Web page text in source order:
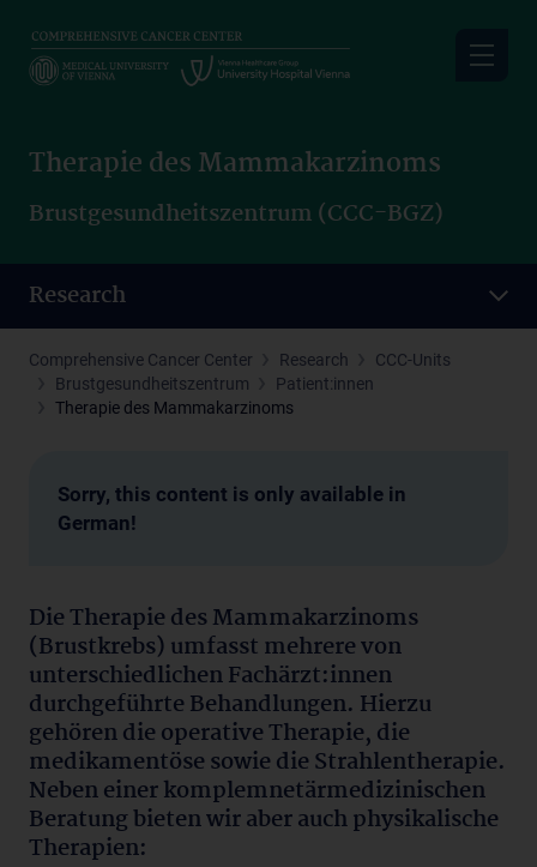
main
Therapie des Mammakarzinoms
Brustgesundheitszentrum (CCC-BGZ)
Research
Comprehensive Cancer Center Research
CCC-Units
Brustgesundheitszentrum
Patient:innen
Therapie des Mammakarzinoms
Sorry, this content is only available in
German!
Die Therapie des Mammakarzinoms
(Brustkrebs) umfasst mehrere von
unterschiedlichen Fachärzt:innen
durchgeführte Behandlungen. Hierzu
gehören die operative Therapie, die
medikamentöse sowie die Strahlentherapie.
Neben einer komplemnetärmedizinischen
Beratung bieten wir aber auch physikalische
Therapien: